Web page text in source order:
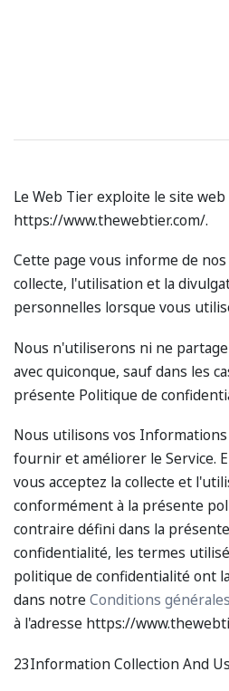
Le Web Tier exploite le site web
https://www.thewebtier.com/.
Cette page vous informe de
collecte, l'utilisation et la
personnelles lorsque vous
Nous n'utiliserons ni ne
avec quiconque, sauf dans les
présente Politique de
Nous utilisons vos
fournir et améliorer le Service.
vous acceptez la collecte et
conformément à la présente
contrairedéfinidans la
confidentialité, les termes
politique de confidentialité ont
dans notreConditions
à l'adresse https://
23Information Collection And